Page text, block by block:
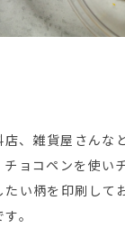
、雑貨屋さんな
チョコペンを使い
たい柄を印刷して
。